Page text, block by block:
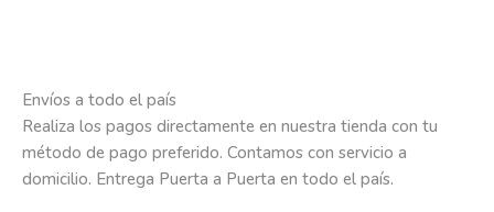
Envíos a todo el país
Realiza los pagos directamente en nuestra tienda con tu
método de pago preferido. Contamos con servicio a
domicilio. Entrega Puerta a Puerta en todo el país.